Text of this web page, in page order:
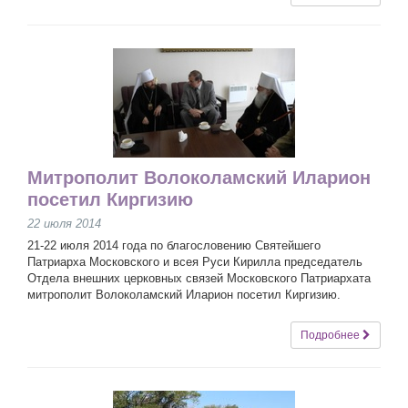
Митрополит Волоколамский Иларион
посетил Киргизию
22 июля 2014
21-22 июля 2014 года по благословению Святейшего
Патриарха Московского и всея Руси Кирилла председатель
Отдела внешних церковных связей Московского Патриархата
митрополит Волоколамский Иларион посетил Киргизию.
Подробнее